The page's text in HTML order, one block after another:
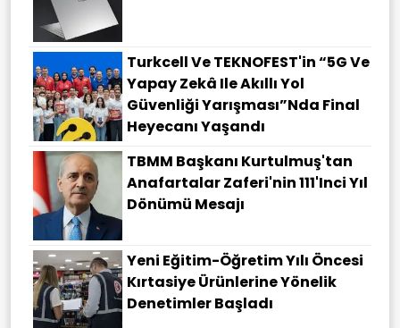
Turkcell Ve TEKNOFEST'in “5G Ve
Yapay Zekâ Ile Akıllı Yol
Güvenliği Yarışması”nda Final
Heyecanı Yaşandı
TBMM Başkanı Kurtulmuş'tan
Anafartalar Zaferi'nin 111'inci Yıl
Dönümü Mesajı
Yeni Eğitim-Öğretim Yılı Öncesi
Kırtasiye Ürünlerine Yönelik
Denetimler Başladı